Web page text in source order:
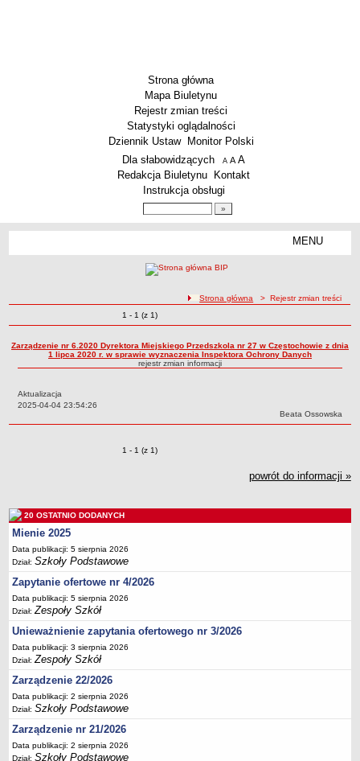
Strona główna
Mapa Biuletynu
Rejestr zmian treści
Statystyki oglądalności
Dziennik Ustaw
Monitor Polski
Menu dodatkowe
Dla słabowidzących A pomniejsz czcionkę
A standardowy rozmiar czcionki
A
Redakcja Biuletynu
Kontakt
Instrukcja obsługi
MENU
Techniczne Zakłady Naukowe
PRZEDSZKOLA
ARCHIWUM SZKÓŁ I PLACÓWEK
Wielofunkcyjna Placówka
Specjalny Ośrodek nr 5
BURSA MIEJSKA
Dane podstawowe
Statut
Majątek
Godziny dyżurów
Ogłoszenie
Zarządzenia
Kontrole
Rejestry, ewidencje, archiwa
Sprawozdania
Deklaracja dostępności
PORADNIE PSYCHOLOGICZNO-PEDAGOGICZNE
ścieżka nawigacji
Strona główna > Rejestr zmian treści
Zmiany o pozycjach
1 - 1 (z 1)
Zarządzenie nr 6.2020 Dyrektora Miejskiego Przedszkola nr 27 w Częstochowie z dnia
1 lipca 2020 r. w sprawie wyznaczenia Inspektora Ochrony Danych
rejestr zmian informacji
Aktualizacja
Data:
2025-04-04 23:54:26
Autor:
Beata Ossowska
Zmiany o pozycjach
1 - 1 (z 1)
powrót do informacji »
20 OSTATNIO DODANYCH
Mienie 2025
Data publikacji: 5 sierpnia 2026
Dział:Szkoły Podstawowe
Zapytanie ofertowe nr 4/2026
Data publikacji: 5 sierpnia 2026
Dział:Zespoły Szkół
Unieważnienie zapytania ofertowego nr 3/2026
Data publikacji: 3 sierpnia 2026
Dział:Zespoły Szkół
Zarządzenie 22/2026
Data publikacji: 2 sierpnia 2026
Dział:Szkoły Podstawowe
Zarządzenie nr 21/2026
Data publikacji: 2 sierpnia 2026
Dział:Szkoły Podstawowe